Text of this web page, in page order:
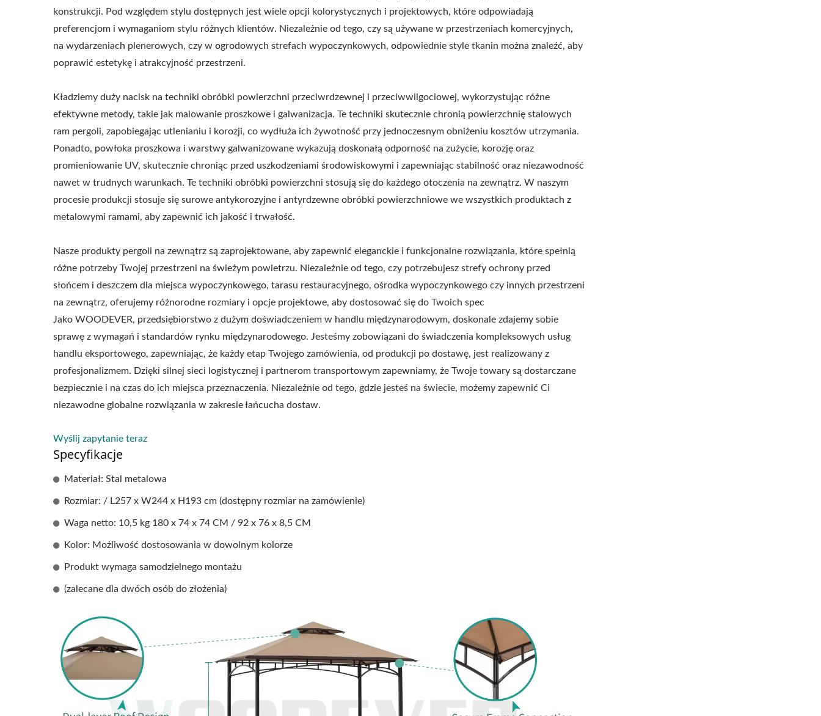
konstrukcji. Pod względem stylu dostępnych jest wiele opcji kolorystycznych i projektowych, które odpowiadają
preferencjom i wymaganiom stylu różnych klientów. Niezależnie od tego, czy są używane w przestrzeniach komercyjnych,
na wydarzeniach plenerowych, czy w ogrodowych strefach wypoczynkowych, odpowiednie style tkanin można znaleźć, aby
poprawić estetykę i atrakcyjność przestrzeni.
Kładziemy duży nacisk na techniki obróbki powierzchni przeciwrdzewnej i przeciwwilgociowej, wykorzystując różne
efektywne metody, takie jak malowanie proszkowe i galwanizacja. Te techniki skutecznie chronią powierzchnię stalowych
ram pergoli, zapobiegając utlenianiu i korozji, co wydłuża ich żywotność przy jednoczesnym obniżeniu kosztów utrzymania.
Ponadto, powłoka proszkowa i warstwy galwanizowane wykazują doskonałą odporność na zużycie, korozję oraz
promieniowanie UV, skutecznie chroniąc przed uszkodzeniami środowiskowymi i zapewniając stabilność oraz niezawodność
nawet w trudnych warunkach. Te techniki obróbki powierzchni stosują się do każdego otoczenia na zewnątrz. W naszym
procesie produkcji stosuje się surowe antykorozyjne i antyrdzewne obróbki powierzchniowe we wszystkich produktach z
metalowymi ramami, aby zapewnić ich jakość i trwałość.
Nasze produkty pergoli na zewnątrz są zaprojektowane, aby zapewnić eleganckie i funkcjonalne rozwiązania, które spełnią
różne potrzeby Twojej przestrzeni na świeżym powietrzu. Niezależnie od tego, czy potrzebujesz strefy ochrony przed
słońcem i deszczem dla miejsca wypoczynkowego, tarasu restauracyjnego, ośrodka wypoczynkowego czy innych przestrzeni
na zewnątrz, oferujemy różnorodne rozmiary i opcje projektowe, aby dostosować się do Twoich spec
Jako WOODEVER, przedsiębiorstwo z dużym doświadczeniem w handlu międzynarodowym, doskonale zdajemy sobie
sprawę z wymagań i standardów rynku międzynarodowego. Jesteśmy zobowiązani do świadczenia kompleksowych usług
handlu eksportowego, zapewniając, że każdy etap Twojego zamówienia, od produkcji po dostawę, jest realizowany z
profesjonalizmem. Dzięki silnej sieci logistycznej i partnerom transportowym zapewniamy, że Twoje towary są dostarczane
bezpiecznie i na czas do ich miejsca przeznaczenia. Niezależnie od tego, gdzie jesteś na świecie, możemy zapewnić Ci
niezawodne globalne rozwiązania w zakresie łańcucha dostaw.
Wyślij zapytanie teraz
Specyfikacje
Materiał: Stal metalowa
Rozmiar: / L257 x W244 x H193 cm (dostępny rozmiar na zamówienie)
Waga netto: 10,5 kg 180 x 74 x 74 CM / 92 x 76 x 8,5 CM
Kolor: Możliwość dostosowania w dowolnym kolorze
Produkt wymaga samodzielnego montażu
(zalecane dla dwóch osób do złożenia)